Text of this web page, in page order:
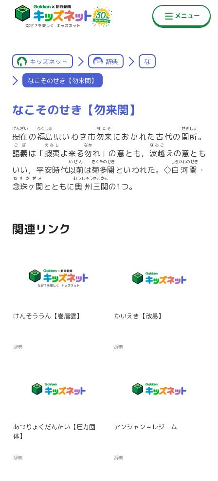
キッズネット 辞典 な
なこそのせき【勿来関】
なこそのせき【勿来関】
現在
げんざい
の福島
ふくしま
県いわき市勿来
なこそ
におかれた古代の関所
せきしょ
。
語義
ごぎ
は「蝦夷
えみし
よ来る勿
なか
れ」の意とも， 波越
なみご
えの意とも
いい，平安時代以前
いぜん
は菊多関
きくたのせき
といわれた。◇白河関
しらかわのせき
・
念珠ヶ関
ねずがせき
とともに奥州
おうしゅう
三関
さんかん
の1つ。
関連リンク
けんそううん【巻層雲】
辞典
かいえき【改易】
辞典
あつりょくだんたい【圧力団
体】
辞典
アンシャン＝レジーム
辞典